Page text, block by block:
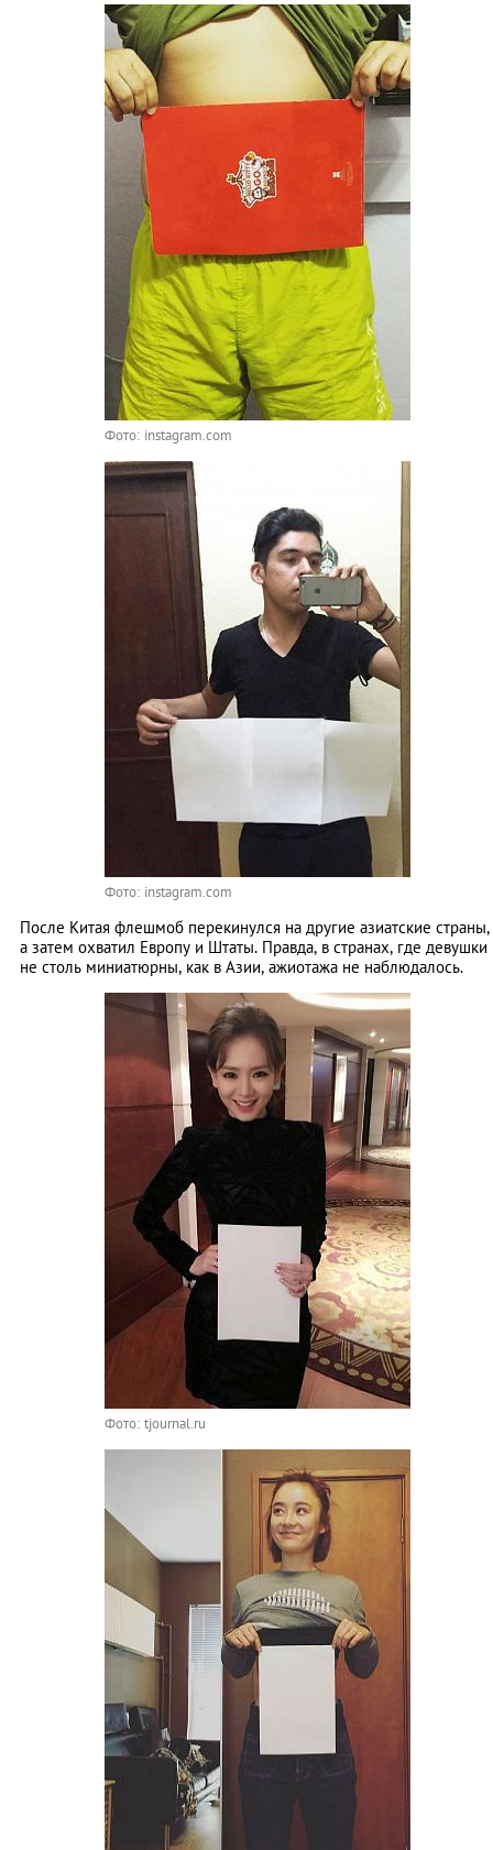
Фото: instagram.com
Фото: instagram.com
После Китая флешмоб перекинулся на другие азиатские страны,
а затем охватил Европу и Штаты. Правда, в странах, где девушки
не столь миниатюрны, как в Азии, ажиотажа не наблюдалось.
Фото: tjournal.ru